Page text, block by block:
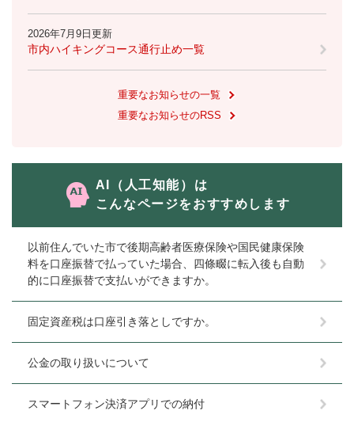
2026年7月9日更新
市内ハイキングコース通行止め一覧
重要なお知らせの一覧
重要なお知らせのRSS
AI（人工知能）は
こんなページをおすすめします
以前住んでいた市で後期高齢者医療保険や国民健康保険
料を口座振替で払っていた場合、四條畷に転入後も自動
的に口座振替で支払いができますか。
固定資産税は口座引き落としですか。
公金の取り扱いについて
スマートフォン決済アプリでの納付